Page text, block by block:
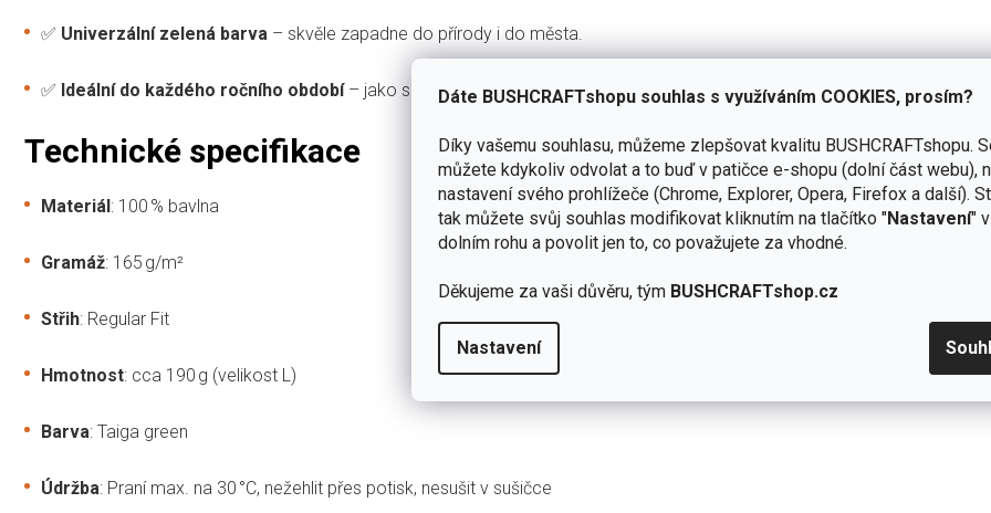
Dáte BUSHCRAFTshopu souhlas s využíváním COOKIES, prosím?
Díky vašemu souhlasu, můžeme zlepšovat kvalitu BUSHCRAFTshopu.
můžete kdykoliv odvolat a to buď v patičce e-shopu (dolní část webu),
nastavení svého prohlížeče (Chrome, Explorer, Opera, Firefox a další).
tak můžete svůj souhlas modifikovat kliknutím na tlačítko "Nastavení"
dolním rohu a povolit jen to, co považujete za vhodné.
Děkujeme za vaši důvěru, tým BUSHCRAFTshop.cz
Nastavení
✅ Univerzální zelená barva – skvěle zapadne do přírody i do města.
✅ Ideální do každého ročního období– jako samostatný kus nebo spodní vrstva.
Technické specifikace
Materiál: 100 % bavlna
Gramáž: 165 g/m²
Střih: Regular Fit
Hmotnost: cca 190 g (velikost L)
Barva: Taiga green
Údržba: Praní max. na 30 °C, nežehlit přes potisk, nesušit v sušičce